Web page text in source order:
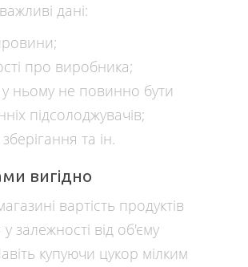
дані:
про виробника;
у ньому не повинно бути
підсолоджувачів;
та ін.
вигідно
вартість продуктів
залежності від об'єму
купуючи цукор мілким